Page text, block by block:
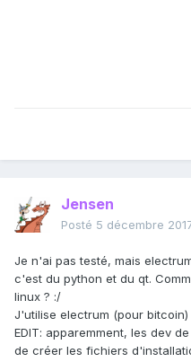
Jensen
Posté 5 décembre
Je n'ai pas testé, mais
c'est du python et du qt.
linux ? :/
J'utilise electrum (pour bitcoin)
EDIT: apparemment, les dev
de créer les fichiers